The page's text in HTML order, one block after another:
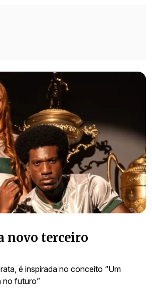
novo terceiro
é inspirada no conceito “Um
no futuro”